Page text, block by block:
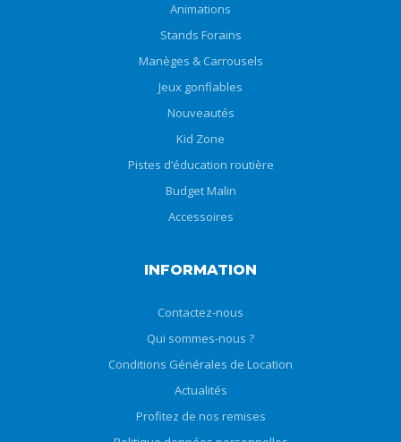
Animations
Stands Forains
Manèges & Carrousels
Jeux gonflables
Nouveautés
Kid Zone
Pistes d’éducation routière
Budget Malin
Accessoires
INFORMATION
Contactez-nous
Qui sommes-nous ?
Conditions Générales de Location
Actualités
Profitez de nos remises